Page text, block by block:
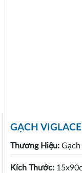
GẠCH
Thương Hiệu: Gạch
Kích Thước: